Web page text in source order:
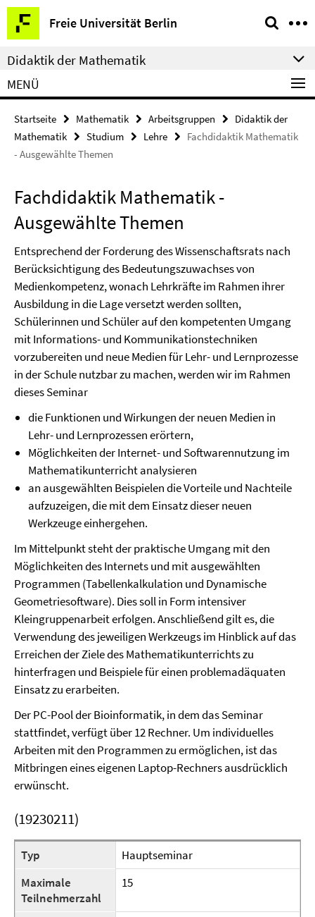
Springe
direkt
zu
Inhalt
Freie Universität Berlin
Service-
Navigation
Didaktik der Mathematik
MENÜ
Startseite Mathematik Arbeitsgruppen
Didaktik der
Mathematik
Studium Lehre
Fachdidaktik Mathematik
- Ausgewählte Themen
Fachdidaktik Mathematik -
Ausgewählte Themen
Entsprechend der Forderung des Wissenschaftsrats nach
Berücksichtigung des Bedeutungszuwachses von
Medienkompetenz, wonach Lehrkräfte im Rahmen ihrer
Ausbildung in die Lage versetzt werden sollten,
Schülerinnen und Schüler auf den kompetenten Umgang
mit Informations- und Kommunikationstechniken
vorzubereiten und neue Medien für Lehr- und Lernprozesse
in der Schule nutzbar zu machen, werden wir im Rahmen
dieses Seminar
die Funktionen und Wirkungen der neuen Medien in
Lehr- und Lernprozessen erörtern,
Möglichkeiten der Internet- und Softwarennutzung im
Mathematikunterricht analysieren
an ausgewählten Beispielen die Vorteile und Nachteile
aufzuzeigen, die mit dem Einsatz dieser neuen
Werkzeuge einhergehen.
Im Mittelpunkt steht der praktische Umgang mit den
Möglichkeiten des Internets und mit ausgewählten
Programmen (Tabellenkalkulation und Dynamische
Geometriesoftware). Dies soll in Form intensiver
Kleingruppenarbeit erfolgen. Anschließend gilt es, die
Verwendung des jeweiligen Werkzeugs im Hinblick auf das
Erreichen der Ziele des Mathematikunterrichts zu
hinterfragen und Beispiele für einen problemadäquaten
Einsatz zu erarbeiten.
Der PC-Pool der Bioinformatik, in dem das Seminar
stattfindet, verfügt über 12 Rechner. Um individuelles
Arbeiten mit den Programmen zu ermöglichen, ist das
Mitbringen eines eigenen Laptop-Rechners ausdrücklich
erwünscht.
(19230211)
Typ
Hauptseminar
Maximale
Teilnehmerzahl
15